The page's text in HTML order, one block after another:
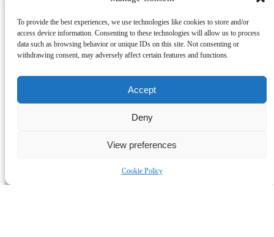
To provide the best experiences, we use technologies like cookies to store and/or
access device information. Consenting to these technologies will allow us to process
data such as browsing behavior or unique IDs on this site. Not consenting or
withdrawing consent, may adversely affect certain features and functions.
Accept
Deny
View preferences
Cookie Policy
Cosa sono le Calze Noi2?
Belle ,uniche E Inimitabili..